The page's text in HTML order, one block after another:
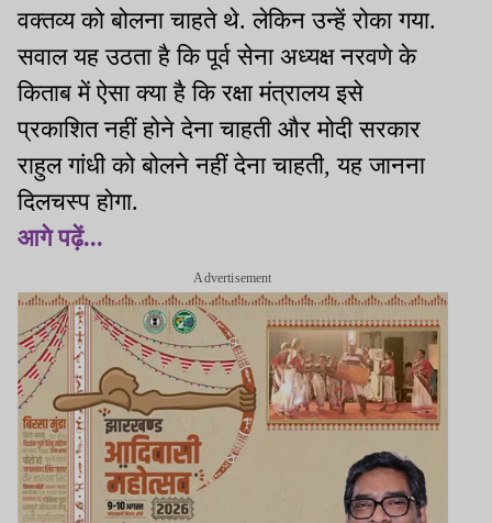
वक्तव्य को बोलना चाहते थे. लेकिन उन्हें रोका गया.
सवाल यह उठता है कि पूर्व सेना अध्यक्ष नरवणे के
किताब में ऐसा क्या है कि रक्षा मंत्रालय इसे
प्रकाशित नहीं होने देना चाहती और मोदी सरकार
राहुल गांधी को बोलने नहीं देना चाहती, यह जानना
दिलचस्प होगा.
आगे पढ़ें...
Advertisement